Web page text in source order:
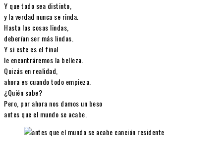
Y que todo sea distinto,
y la verdad nunca se rinda.
Hasta las cosas lindas,
deberían ser más lindas.
Y si este es el final
le encontráremos la belleza.
Quizás en realidad,
ahora es cuando todo empieza.
¿Quién sabe?
Pero, por ahora nos damos un beso
antes que el mundo se acabe.